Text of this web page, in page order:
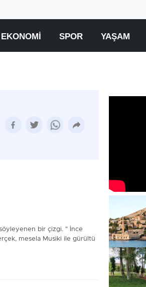
EKONOMI SPOR YAŞAM
bir çizgi. " İnce
mesela Musiki ile gürültü